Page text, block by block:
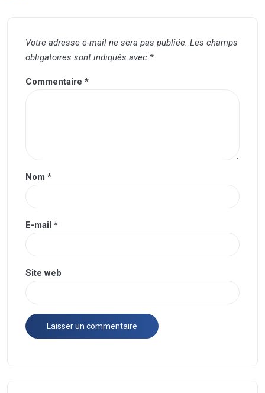
Votre adresse e-mail ne sera pas publiée. Les champs
obligatoires sont indiqués avec *
Commentaire *
Nom *
E-mail *
Site web